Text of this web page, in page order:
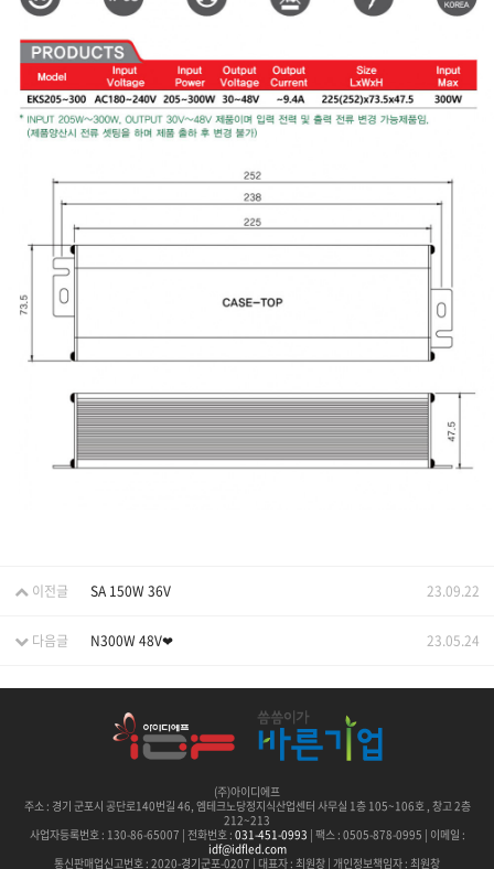
이전글 SA 150W 36V 23.09.22
다음글 N300W 48V❤ 23.05.24
(주)아이디에프
주소 : 경기 군포시 공단로140번길 46, 엠테크노당정지식산업센터 사무실 1층 105~106호 , 창고 2층
212~213
사업자등록번호 : 130-86-65007 | 전화번호 : 031-451-0993 | 팩스 : 0505-878-0995 | 이메일 :
idf@idfled.com
통신판매업신고번호 : 2020-경기군포-0207 | 대표자 : 최원창 | 개인정보책임자 : 최원창